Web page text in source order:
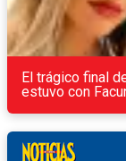
El trágico final
estuvo con